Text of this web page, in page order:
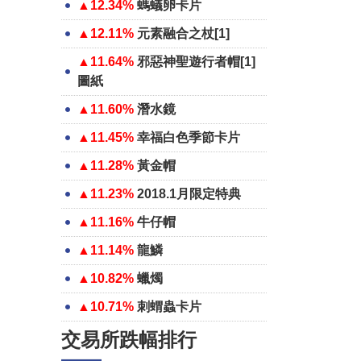
▲12.34% 螞蟻卵卡片
▲12.11% 元素融合之杖[1]
▲11.64% 邪惡神聖遊行者帽[1]
圖紙
▲11.60% 潛水鏡
▲11.45% 幸福白色季節卡片
▲11.28% 黃金帽
▲11.23% 2018.1月限定特典
▲11.16% 牛仔帽
▲11.14% 龍鱗
▲10.82% 蠟燭
▲10.71% 刺蝟蟲卡片
交易所跌幅排行